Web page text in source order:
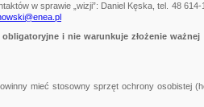
w sprawie „wizji”: Daniel Kęska, tel. 48 614-
i nie warunkuje złożenie ważnej
mieć stosowny sprzęt ochrony osobistej